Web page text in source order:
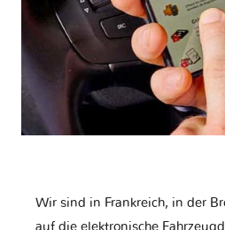
Wir sind in Frankreich, in der
auf die elektronische